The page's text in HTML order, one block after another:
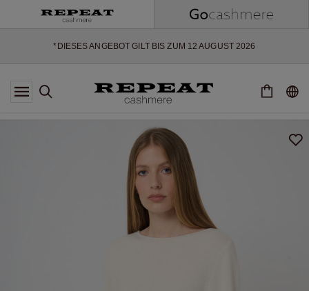
*DIESES ANGEBOT GILT BIS ZUM 12 AUGUST 2026
*GILT NICHT FÜR LIMITED EDITION
*AUSNAHMEN SIND MÖGLICH
SAISON
EXTRA 10% OFF SALE